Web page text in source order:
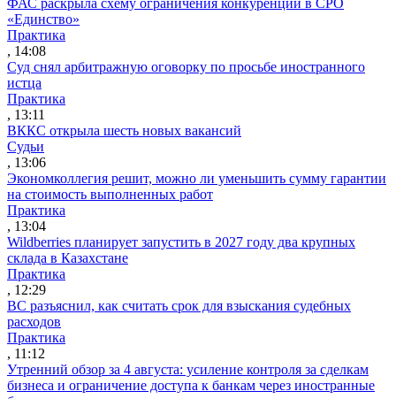
«Единство»
Практика
, 14:08
Суд снял арбитражную оговорку по просьбе иностранного
истца
Практика
, 13:11
ВККС открыла шесть новых вакансий
Судьи
, 13:06
Экономколлегия решит, можно ли уменьшить сумму гарантии
на стоимость выполненных работ
Практика
, 13:04
Wildberries планирует запустить в 2027 году два крупных
склада в Казахстане
Практика
, 12:29
ВС разъяснил, как считать срок для взыскания судебных
расходов
Практика
, 11:12
Утренний обзор за 4 августа: усиление контроля за сделкам
бизнеса и ограничение доступа к банкам через иностранные